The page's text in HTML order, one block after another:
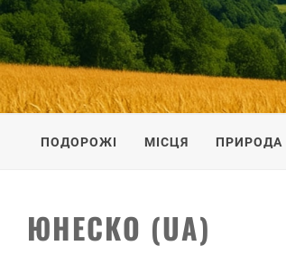
ПОДОРОЖI ПО УКРАЇНІ
ПОДОРОЖІ МІСЦЯ ПРИРОДА
ЮНЕСКО (UA)